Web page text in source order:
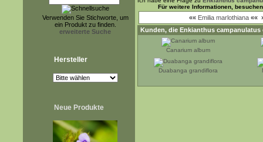
Verwenden Sie Stichworte, um
ein Produkt zu finden.
erweiterte Suche
Hersteller
Neue Produkte
Für weitere Informationen,
«« Emilia marlothiana ««
Kunden, die Enkianthus campanulatus
Canarium album
Duabanga grandiflora